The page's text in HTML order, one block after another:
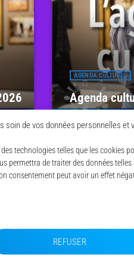
soin de vos données personnelles et
technologies telles que les cookies
permettra de traiter des données
consentement peut avoir un effet
REFUSER
AGENDA CULTUREL
Agenda
POLITIQUE DE COOKIES